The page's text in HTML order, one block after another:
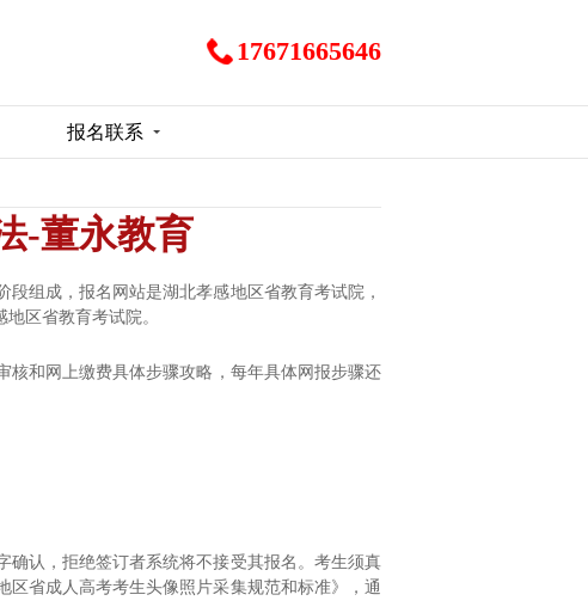
17671665646
报名联系
-董永教育
段组成，报名网站是湖北孝感地区省教育考试院，
地区省教育考试院。
核和网上缴费具体步骤攻略，每年具体网报步骤还
认，拒绝签订者系统将不接受其报名。考生须真
区省成人高考考生头像照片采集规范和标准》，通